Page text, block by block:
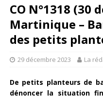
CO N°1318 (30
Martinique –
des petits
29 décembre 2023 La
De petits planteurs de
dénoncer la situation